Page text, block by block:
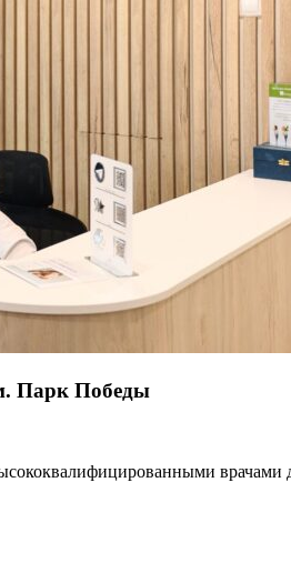
Парк Победы
врачами